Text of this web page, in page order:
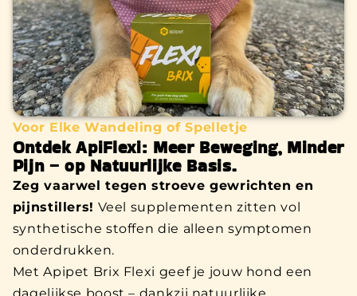
Voor Elke Wandeling of Spelletje
Ontdek ApiFlexi: Meer Beweging, Minder
Pijn – op Natuurlijke Basis.
Zeg vaarwel tegen stroeve gewrichten en
pijnstillers! Veel supplementen zitten vol
synthetische stoffen die alleen symptomen
onderdrukken.
Met Apipet Brix Flexi geef je jouw hond een